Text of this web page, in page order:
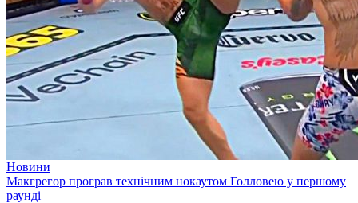
Новини
Макгрегор програв технічним нокаутом Голловею у першому
раунді